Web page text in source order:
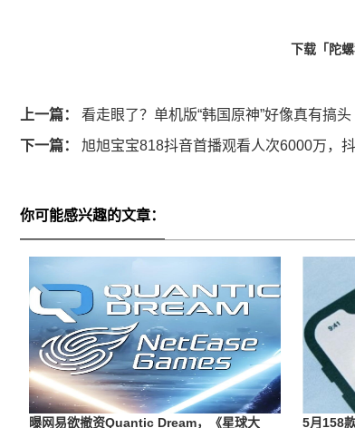
下载「陀
上一篇： 看走眼了？单机版“韩国原神”好像真有搞头
下一篇： 旭旭宝宝818抖音首播观看人次6000万，
你可能感兴趣的文章：
曝网易欲撤资Quantic Dream，《星球大 5月158